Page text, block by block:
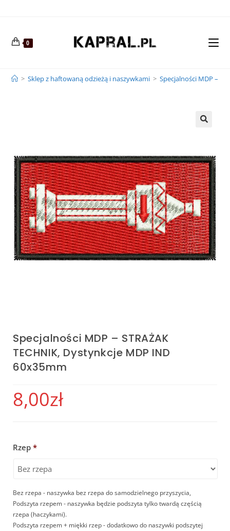
0
> Sklep z haftowaną odzieżą i naszywkami > Specjalności MDP –
Specjalności MDP – STRAŻAK
TECHNIK, Dystynkcje MDP IND
60x35mm
8,00zł
Rzep *
Bez rzepa - naszywka bez rzepa do samodzielnego przyszycia,
Podszyta rzepem - naszywka będzie podszyta tylko twardą częścią
rzepa (haczykami).
Podszyta rzepem + miękki rzep - dodatkowo do naszywki podszytej